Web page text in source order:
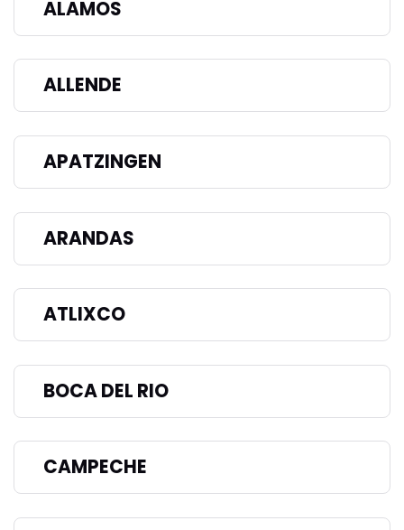
ALAMOS
ALLENDE
APATZINGEN
ARANDAS
ATLIXCO
BOCA DEL RIO
CAMPECHE